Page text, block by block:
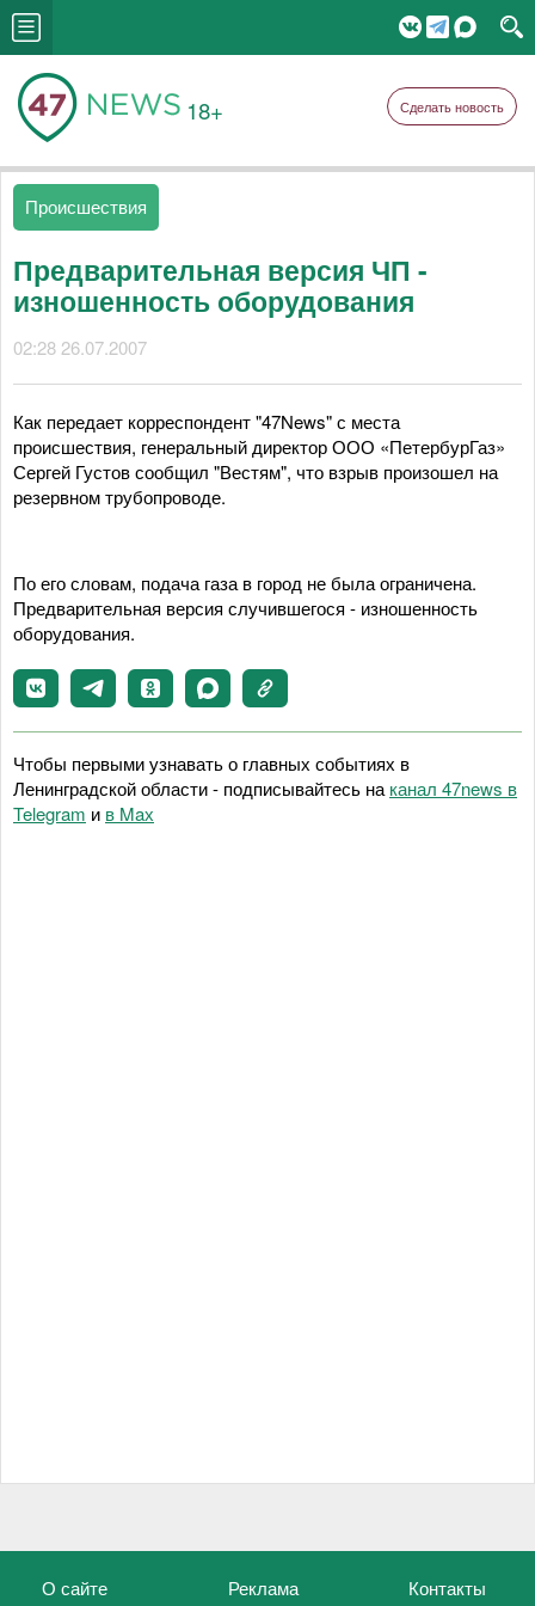
18+ Сделать новость
Происшествия
Предварительная версия ЧП -
изношенность оборудования
02:28 26.07.2007
Как передает корреспондент "47News" с места
происшествия, генеральный директор ООО «ПетербурГаз»
Сергей Густов сообщил "Вестям", что взрыв произошел на
резервном трубопроводе.
По его словам, подача газа в город не была ограничена.
Предварительная версия случившегося - изношенность
оборудования.
Чтобы первыми узнавать о главных событиях в
Ленинградской области - подписывайтесь на канал 47news в
Telegram и в Maх
О сайте Реклама Контакты